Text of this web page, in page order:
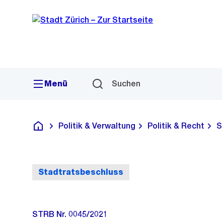
Navigation
Sprunglink
Menü Suchen
Deutsch
Politik & Verwaltung Politik & Recht
Stadtratsbeschluss
STRB Nr. 0045/2021